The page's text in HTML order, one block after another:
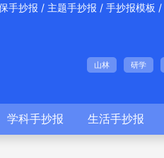
手抄报 / 主题手抄报 / 手抄报模板 /
山林 研学
学科手抄报 生活手抄报